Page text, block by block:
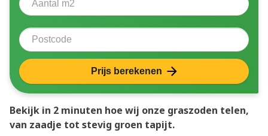
Postcode
Prijs berekenen
Bekijk in 2 minuten hoe wij onze graszoden telen,
van zaadje tot stevig groen tapijt.